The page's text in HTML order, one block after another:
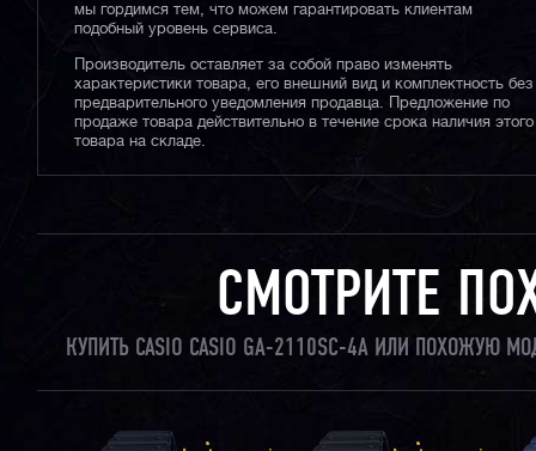
мы гордимся тем, что можем гарантировать клиентам
подобный уровень сервиса.
Производитель оставляет за собой право изменять
характеристики товара, его внешний вид и комплектность без
предварительного уведомления продавца. Предложение по
продаже товара действительно в течение срока наличия этого
товара на складе.
СМОТРИТЕ
КУПИТЬ CASIO CASIO GA-2110SC-4A ИЛИ ПОХОЖУЮ